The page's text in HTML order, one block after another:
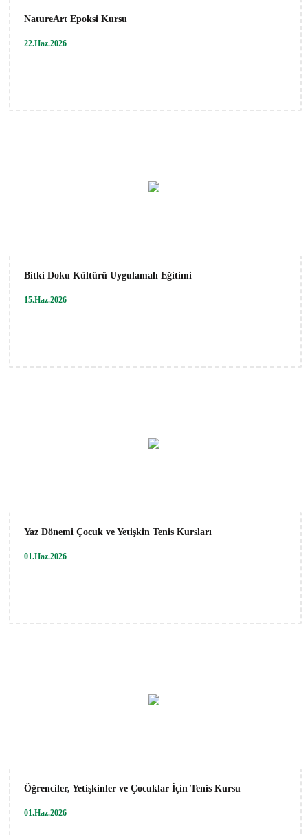
NatureArt Epoksi Kursu
22.Haz.2026
Bitki Doku Kültürü Uygulamalı Eğitimi
15.Haz.2026
Yaz Dönemi Çocuk ve Yetişkin Tenis Kursları
01.Haz.2026
Öğrenciler, Yetişkinler ve Çocuklar İçin Tenis Kursu
01.Haz.2026